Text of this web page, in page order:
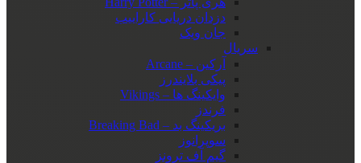
دزدان دریایی کاراییب
جان ویک
سریال
آرکین – Arcane
پیکی بلایندرز
وایکینگ ها – Vikings
فرندز
بریکینگ بد – Breaking Bad
سوپرانوز
گیم آف ترونز